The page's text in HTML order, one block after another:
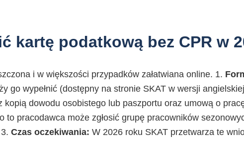
kartę podatkową bez CPR w
i w większości przypadków załatwiana online. 1.
go wypełnić (dostępny na stronie SKAT w wersji
kopią dowodu osobistego lub paszportu oraz umową o
to pracodawca może zgłosić grupę pracowników
Czas oczekiwania: W 2026 roku SKAT przetwarza te